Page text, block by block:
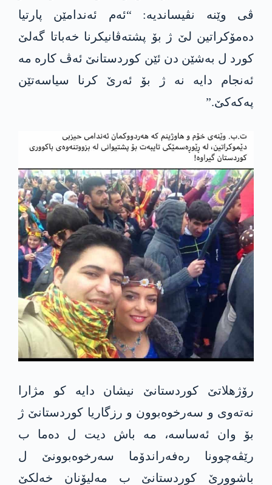
ڤی وێنە نڤیساندیە: “ئەم ئەندامێن پارتیا
دەمۆکراتین لێ ژ بۆ پشتەڤانیکرنا خەباتا گەلێ
کورد ل بەشێن دن ئێن کوردستانێ ئەڤ کارە مە
ئەنجام دایە نە ژ بۆ ئەرێ کرنا سیاسەتێن
پەکەکێ.”
رۆژهلاتێ کوردستانێ نیشان دایە کو مژارا
نەتەوی و سەرخوەبوون و رزگاریا کوردستانێ ژ
بۆ وان ئەساسە، مە باش دیت ل دەما ب
رێڤەچوونا رەفەراندۆما سەرخوەبوونێ ل
باشوورێ کوردستانێ ب مەلیۆنان خەلکێ